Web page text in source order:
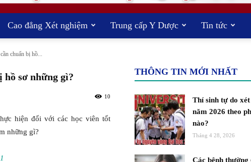
Cao đẳng Xét nghiệm Trung cấp Y Dược Tin tức
chuẩn bị hồ...
hồ sơ những gì?
10
hiện đối với các học viên tốt
những gì?
THÔNG TIN MỚI NHẤT
Thí sinh tự do
năm 2026 theo
nào?
Tháng 4 28, 2026
Các bệnh thường